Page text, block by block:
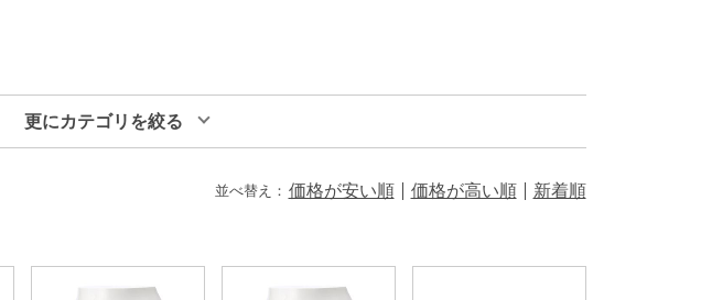
更にカテゴリを絞る
並べ替え： 価格が安い順 価格が高い順 新着順